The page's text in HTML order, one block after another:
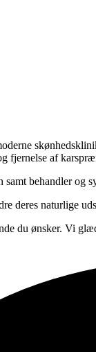
fjernelse af
behandler
deres naturlige
du ønsker. Vi